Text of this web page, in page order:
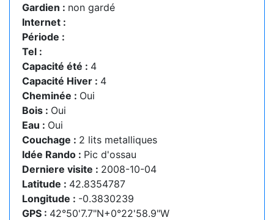
Gardien : non gardé
Internet :
Période :
Tel :
Capacité été : 4
Capacité Hiver : 4
Cheminée : Oui
Bois : Oui
Eau : Oui
Couchage : 2 lits metalliques
Idée Rando : Pic d'ossau
Derniere visite : 2008-10-04
Latitude : 42.8354787
Longitude : -0.3830239
GPS : 42°50'7.7"N+0°22'58.9"W